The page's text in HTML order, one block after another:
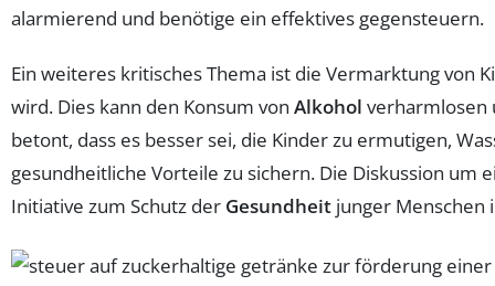
alarmierend und benötige ein effektives gegensteuern.
Ein weiteres kritisches Thema ist die Vermarktung von
wird. Dies kann den Konsum von Alkohol verharmlosen
betont, dass es besser sei, die Kinder zu ermutigen,
gesundheitliche Vorteile zu sichern. Die Diskussion
Initiative zum Schutz der Gesundheit junger Menschen